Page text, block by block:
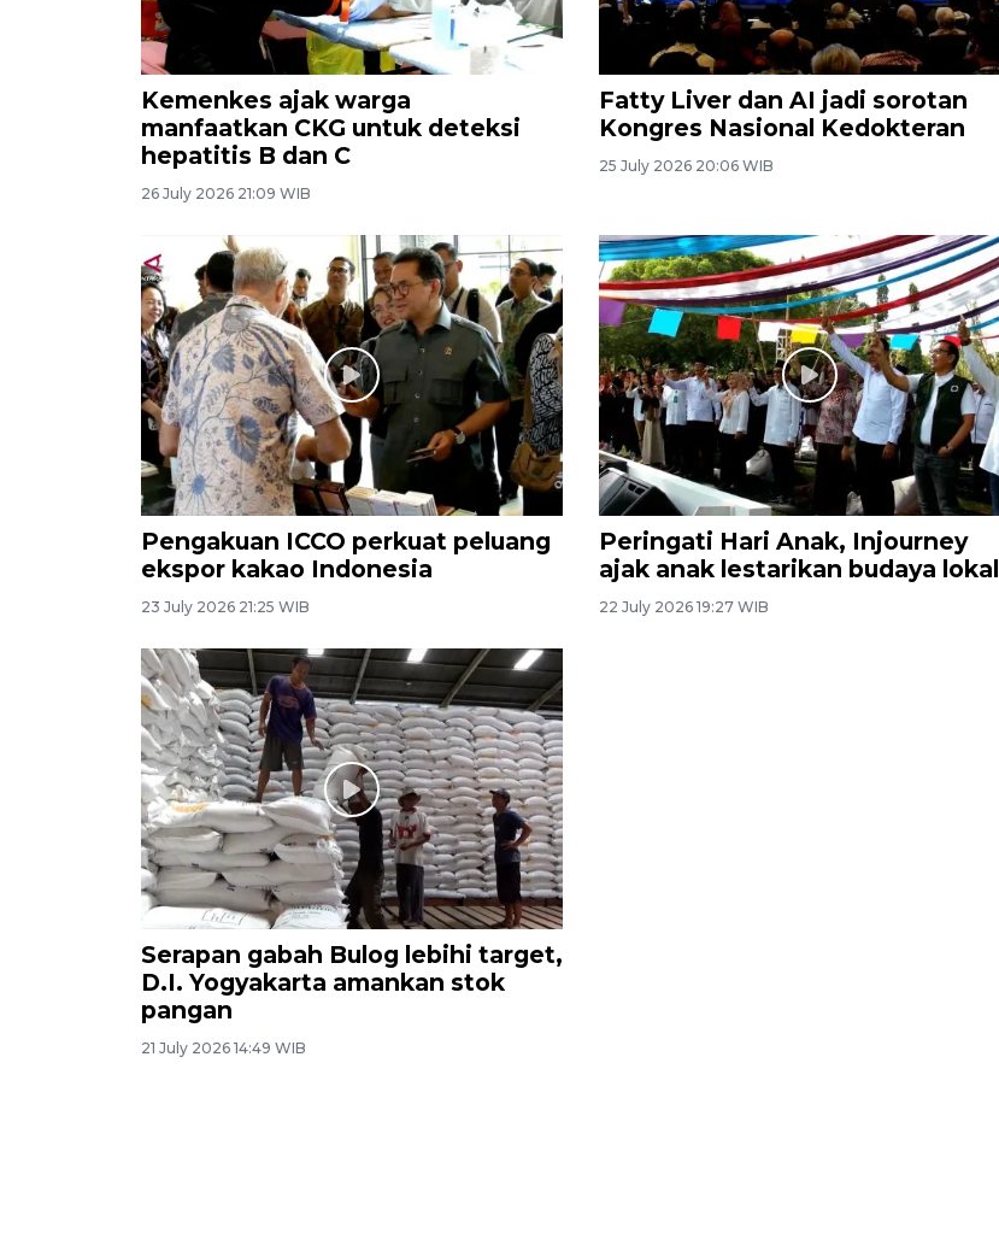
Kemenkes ajak warga
manfaatkan CKG untuk deteksi
hepatitis B dan C
26 July 2026 21:09 WIB
Fatty Liver dan AI jadi sorotan
Kongres Nasional Kedokteran
25 July 2026 20:06 WIB
Pengakuan ICCO perkuat peluang
ekspor kakao Indonesia
23 July 2026 21:25 WIB
Peringati Hari Anak, Injourney
ajak anak lestarikan budaya lokal
22 July 2026 19:27 WIB
Serapan gabah Bulog lebihi target,
D.I. Yogyakarta amankan stok
pangan
21 July 2026 14:49 WIB